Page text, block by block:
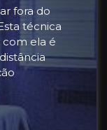
fora do
técnica
com ela é